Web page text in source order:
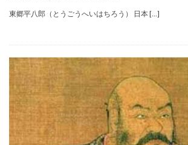
東郷平八郎（とうごうへいはちろう） 日本 […]